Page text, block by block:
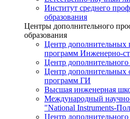
Институт среднего
образования
Центры дополнительного
образования
Центр дополнительных
программ Инженерно-
Центр
Центр дополнительных
программ ГИ
Высшая инженерная
Международный
"National Instruments-
Центр